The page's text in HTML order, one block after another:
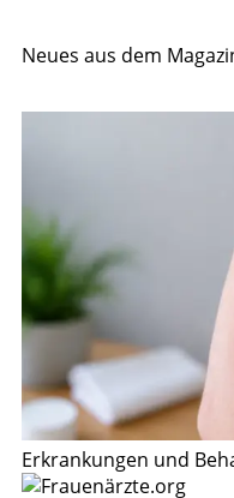
Neues aus dem
Erkrankungen und